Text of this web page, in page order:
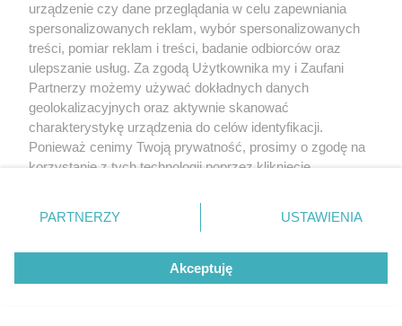
urządzenie czy dane przeglądania w celu zapewniania
spersonalizowanych reklam, wybór spersonalizowanych
treści, pomiar reklam i treści, badanie odbiorców oraz
ulepszanie usług. Za zgodą Użytkownika my i Zaufani
Partnerzy możemy używać dokładnych danych
geolokalizacyjnych oraz aktywnie skanować
charakterystykę urządzenia do celów identyfikacji.
Ponieważ cenimy Twoją prywatność, prosimy o zgodę na
korzystanie z tych technologii poprzez kliknięcie
zmienić/wycofać klikając przycisk ustawień prywatności
znajdujący się w lewym dolnym rogu strony
rodzaje przetwarzania danych nie wymagają zgody
użytkownika, ale masz prawo sprzeciwić się takiemu
przetwarzaniu. Preferencje będą miały zastosowanie tylko
PARTNERZY USTAWIENIA
Akceptuję